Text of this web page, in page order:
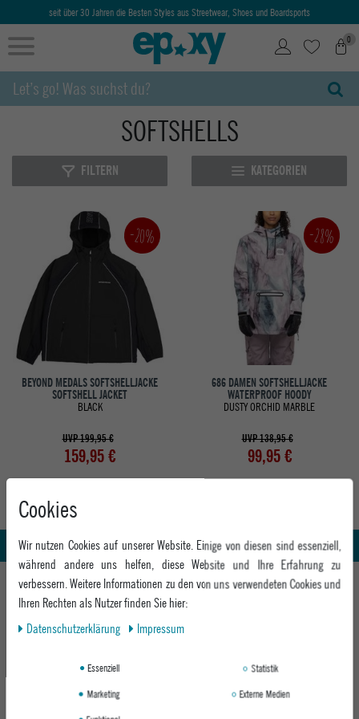
seit über 30 Jahren die Besten Styles aus Streetwear, Shoes und Boardsports
0
SOFTSHELLS
FILTERN KATEGORIEN
-20%
BEYOND MEDALS SOFTSHELLJACKE
SOFTSHELL JACKET
BLACK
UVP 199,95 €
159,95 €
-28%
686 DAMEN SOFTSHELLJACKE
WATERPROOF HOODY
DUSTY ORCHID MARBLE
UVP 138,95 €
99,95 €
Whatsapp Support
HILFE UND BERATUNG
Beratung
Zahlung & Versand
INFO & KONTAKT
Montag - Freitag: 8:00 - 18:00
We Care - Wiederverwendete Verpackungen
Cookies
Wir nutzen Cookies auf unserer Website. Einige von diesen sind essenziell,
während andere uns helfen, diese Website und Ihre Erfahrung zu
verbessern. Weitere Informationen zu den von uns verwendeten Cookies und
Ihren Rechten als Nutzer finden Sie hier:
Daten­schutz­erklärung
Impressum
Essenziell
Statistik
Marketing
Externe Medien